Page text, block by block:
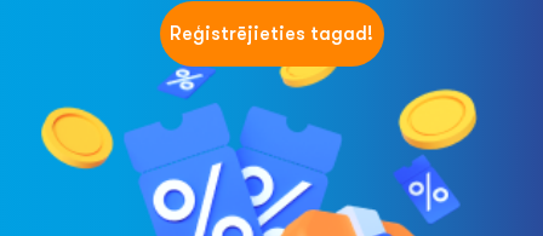
Reģistrējieties tagad!